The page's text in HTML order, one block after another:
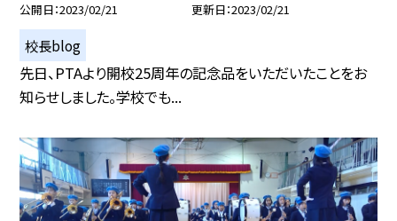
公開日 2023/02/21 更新日 2023/02/21
校長blog
先日、PTAより開校25周年の記念品をいただいたことをお
知らせしました。学校でも...